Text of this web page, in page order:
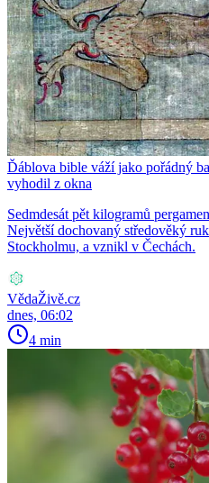
Ďáblova bible váží jako pořádný
vyhodil z okna
Sedmdesát pět kilogramů
Největší dochovaný středověký
Stockholmu, a vznikl v Čechách.
VědaŽivě.cz
dnes, 06:02
4 min